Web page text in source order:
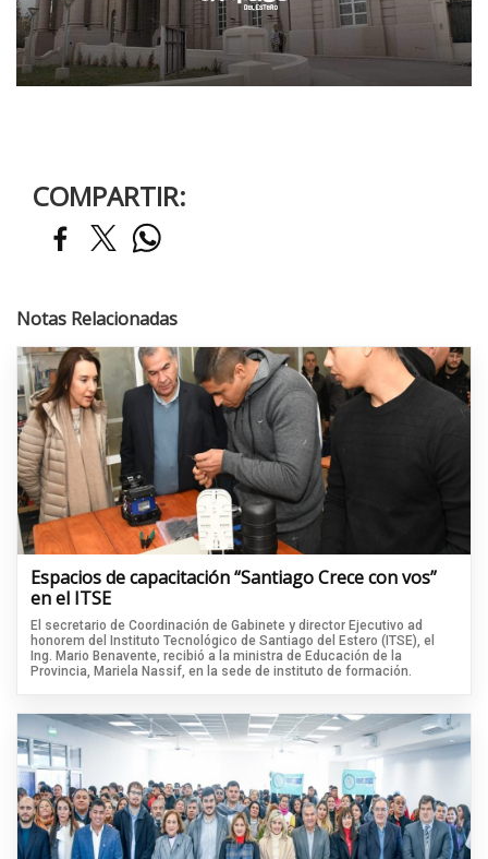
COMPARTIR:
Notas Relacionadas
Espacios de capacitación “Santiago Crece con vos”
en el ITSE
El secretario de Coordinación de Gabinete y director Ejecutivo ad
honorem del Instituto Tecnológico de Santiago del Estero (ITSE), el
Ing. Mario Benavente, recibió a la ministra de Educación de la
Provincia, Mariela Nassif, en la sede de instituto de formación.